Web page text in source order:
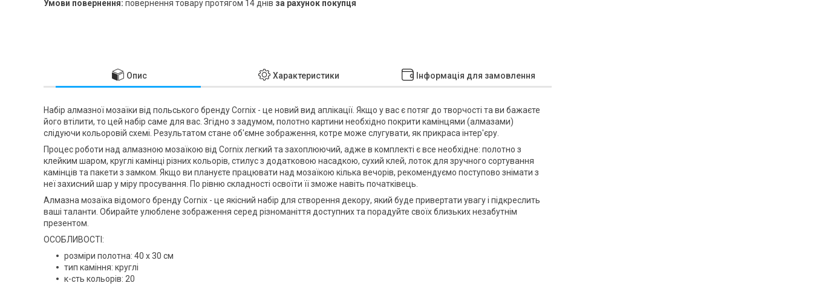
повернення товару протягом 14 днів за рахунок покупця
Опис Характеристики Інформація для замовлення
Набір алмазної мозаїки від польського брендуCornix - це новий вид аплікації. Якщо у вас є потяг до творчості та ви бажаєте
його втілити, то цей набір саме для вас. Згідно з задумом, полотно картини необхідно покрити камінцями (алмазами)
слідуючи кольоровій схемі. Результатом стане об'ємне зображення, котре може слугувати, як прикраса інтер'єру.
Процес роботи над алмазною мозаїкою від Cornixлегкий та захоплюючий, адже в комплекті є все необхідне: полотно з
клейким шаром, круглі камінці різних кольорів, стилус з додатковою насадкою, сухий клей, лоток для зручного сортування
камінців та пакети з замком. Якщо ви плануєте працювати над мозаїкою кілька вечорів, рекомендуємо поступово знімати з
неї захисний шар у міру просування. По рівню складності освоїти її зможе навіть початківець.
Алмазна мозаїка відомого брендуCornix - це якісний набір для створення декору, який буде привертати увагу і підкреслить
ваші таланти. Обирайте улюблене зображення серед різноманіття доступних та порадуйте своїх близьких незабутнім
презентом.
ОСОБЛИВОСТІ:
розміри полотна: 40 x 30 см
тип каміння: круглі
к-сть кольорів: 20